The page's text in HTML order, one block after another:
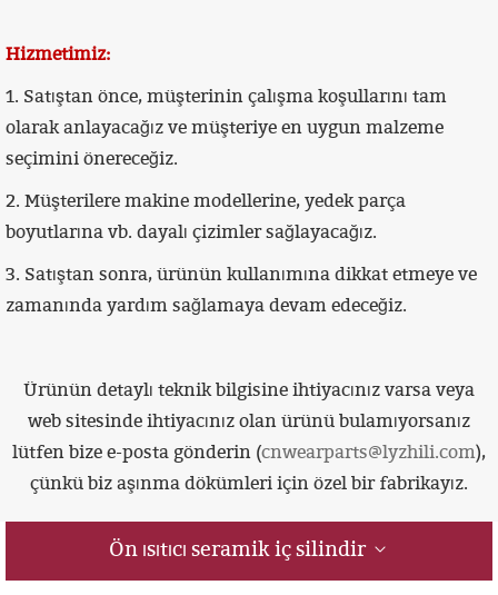
Hizmetimiz:
1. Satıştan önce, müşterinin çalışma koşullarını tam
olarak anlayacağız ve müşteriye en uygun malzeme
seçimini önereceğiz.
2. Müşterilere makine modellerine, yedek parça
boyutlarına vb. dayalı çizimler sağlayacağız.
3. Satıştan sonra, ürünün kullanımına dikkat etmeye ve
zamanında yardım sağlamaya devam edeceğiz.
Ürünün detaylı teknik bilgisine ihtiyacınız varsa veya
web sitesinde ihtiyacınız olan ürünü bulamıyorsanız
lütfen bize e-posta gönderin (cnwearparts@lyzhili.com),
çünkü biz aşınma dökümleri için özel bir fabrikayız.
Ön ısıtıcı seramik iç silindir